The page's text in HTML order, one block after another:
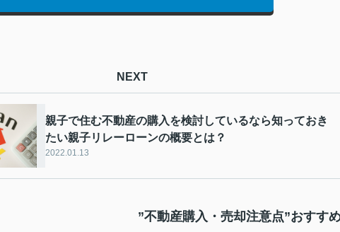
NEXT
親子で住む不動産の購入を検討しているなら知っておき
たい親子リレーローンの概要とは？
2022.01.13
”不動産購入・売却注意点”おすす